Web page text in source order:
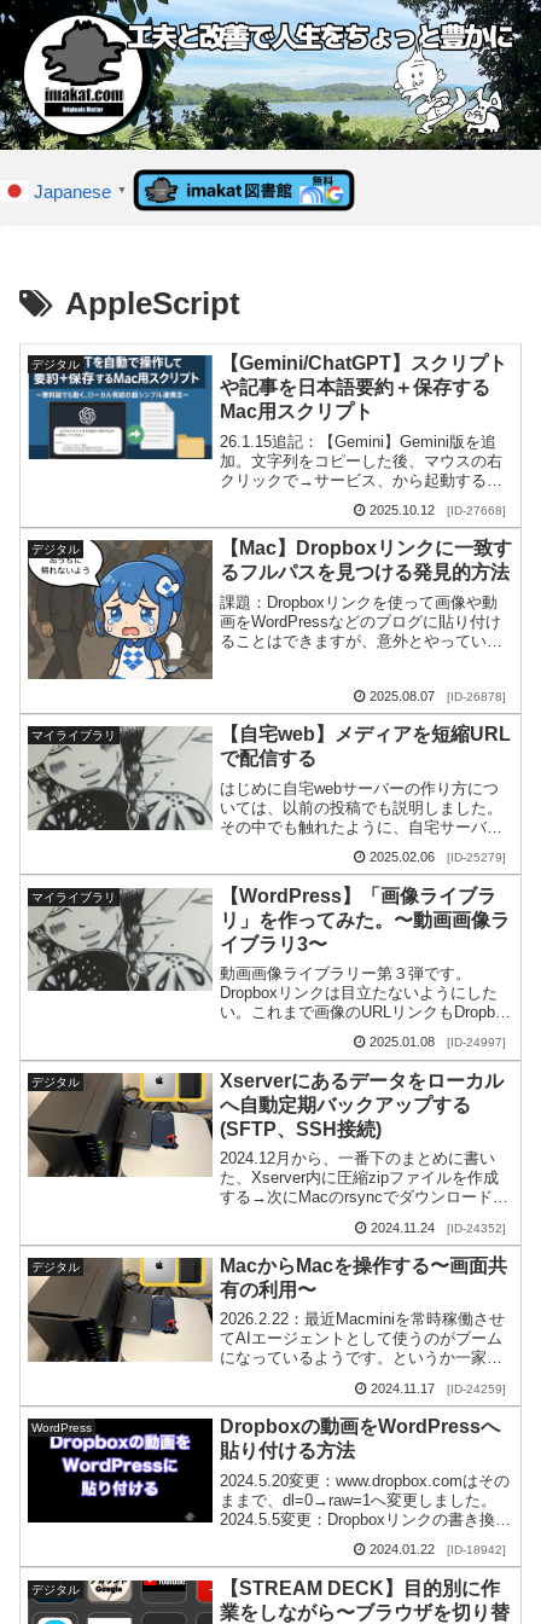
Japanese ▼
AppleScript
デジタル
【Gemini/ChatGPT】スクリプト
や記事を日本語要約＋保存する
Mac用スクリプト
26.1.15追記：【Gemini】Gemini版を追
加。文字列をコピーした後、マウスの右
クリックで→サービス、から起動する形
ー取得方法と活用要約：このA...
2025.10.12 [ID-27668]
デジタル
【Mac】Dropboxリンクに一致す
るフルパスを見つける発見的方法
課題：Dropboxリンクを使って画像や動
画をWordPressなどのブログに貼り付け
ることはできますが、意外とやっている
2025.08.07 [ID-26878]
マイライブラリ
【自宅web】メディアを短縮URL
で配信する
はじめに自宅webサーバーの作り方につ
いては、以前の投稿でも説明しました。
その中でも触れたように、自宅サーバー
た歴史があるわけで、その衰退の理由
に、主に、コストメリ...
2025.02.06 [ID-25279]
マイライブラリ
【WordPress】「画像ライブラ
リ」を作ってみた。〜動画画像ラ
イブラリ3〜
動画画像ライブラリー第３弾です。
Dropboxリンクは目立たないようにした
い。これまで画像のURLリンクもDropbox
クリックして「Dropboxリンクをコ...
2025.01.08 [ID-24997]
デジタル
Xserverにあるデータをローカル
へ自動定期バックアップする
(SFTP、SSH接続)
2024.12月から、一番下のまとめに書い
た、Xserver内に圧縮zipファイルを作成
する→次にMacのrsyncでダウンロードす
は、SynologyNASとMa...2024.11.24 [ID-24352]
デジタル
MacからMacを操作する〜画面共
有の利用〜
2026.2.22：最近Macminiを常時稼働させ
てAIエージェントとして使うのがブーム
になっているようです。というか一家に
コンピュータがある時代になったとい...
2024.11.17 [ID-24259]
WordPress
Dropboxの動画をWordPressへ
貼り付ける方法
2024.5.20変更：www.dropbox.comはその
ままで、dl=0→raw=1へ変更しました。
2024.5.5変更：Dropboxリンクの書き換え
2024.01.22 [ID-18942]
デジタル
【STREAM DECK】目的別に作
業をしながら〜ブラウザを切り替